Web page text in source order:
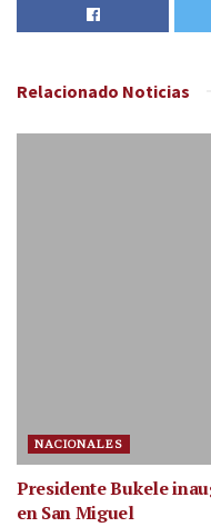
Relacionado Noticias
NACIONALES
Presidente Bukele
en San Miguel